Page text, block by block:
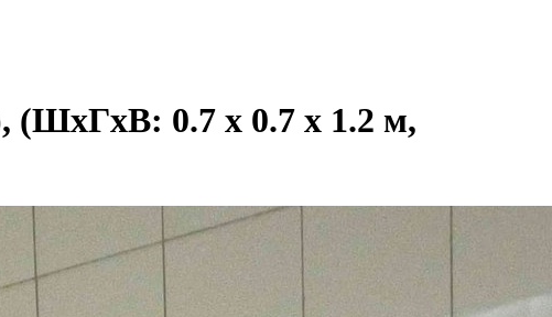
(ШхГхВ: 0.7 х 0.7 х 1.2 м,